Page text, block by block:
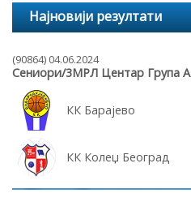
Најновији резултати
(90864) 04.06.2024
Сениори/3МРЛ Центар Група А
КК Барајево
КК Колеџ Београд